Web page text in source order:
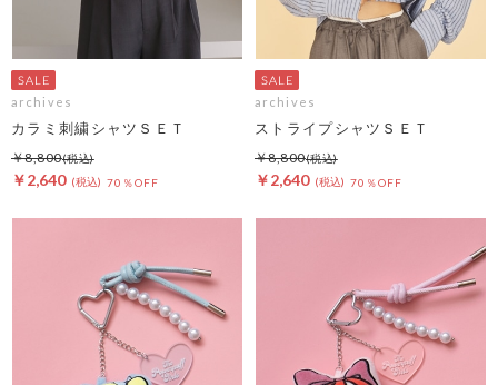
archives
カラミ刺繍シャツＳＥＴ
￥2,640 70％OFF
￥8,800
archives
ストライプシャツＳＥＴ
￥2,640 70％OFF
￥8,800